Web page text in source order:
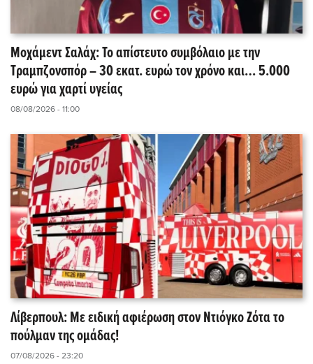
Μοχάμεντ Σαλάχ: Το απίστευτο συμβόλαιο με την
Τραμπζονσπόρ – 30 εκατ. ευρώ τον χρόνο και… 5.000
ευρώ για χαρτί υγείας
08/08/2026 - 11:00
Λίβερπουλ: Με ειδική αφιέρωση στον Ντιόγκο Ζότα το
πούλμαν της ομάδας!
07/08/2026 - 23:20